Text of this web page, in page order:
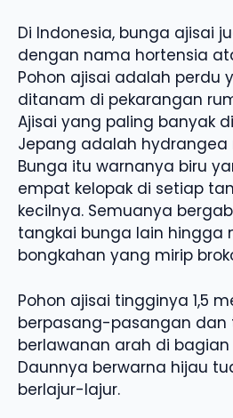
Di Indonesia, bunga ajisai
dengan nama hortensia
Pohon ajisai adalah perdu
ditanam di pekarangan
Ajisai yang paling banyak
Jepang adalah hydrangea
Bunga itu warnanya biru
empat kelopak di setiap
kecilnya. Semuanya
tangkai bunga lain hingga
bongkahan yang mirip
Pohon ajisai tingginya 1,5
berpasang-pasangan dan
berlawanan arah di
Daunnya berwarna hijau
berlajur-lajur.